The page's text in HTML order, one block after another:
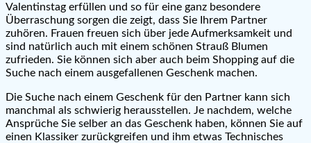
Valentinstag erfüllen und so für eine ganz besondere
Überraschung sorgen die zeigt, dass Sie Ihrem Partner
zuhören. Frauen freuen sich über jede Aufmerksamkeit und
sind natürlich auch mit einem schönen Strauß Blumen
zufrieden. Sie können sich aber auch beim Shopping auf die
Suche nach einem ausgefallenen Geschenk machen.
Die Suche nach einem Geschenk für den Partner kann sich
manchmal als schwierig herausstellen. Je nachdem, welche
Ansprüche Sie selber an das Geschenk haben, können Sie auf
einen Klassiker zurückgreifen und ihm etwas Technisches